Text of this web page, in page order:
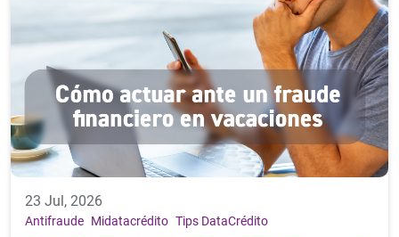
23 Jul, 2026
Antifraude Midatacrédito Tips DataCrédito